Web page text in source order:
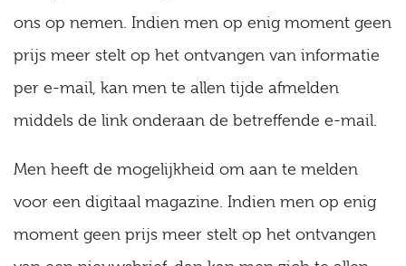
ons op nemen. Indien men op enig moment geen
prijs meer stelt op het ontvangen van informatie
per e-mail, kan men te allen tijde afmelden
middels de link onderaan de betreffende e-mail.
Men heeft de mogelijkheid om aan te melden
voor een digitaal magazine. Indien men op enig
moment geen prijs meer stelt op het ontvangen